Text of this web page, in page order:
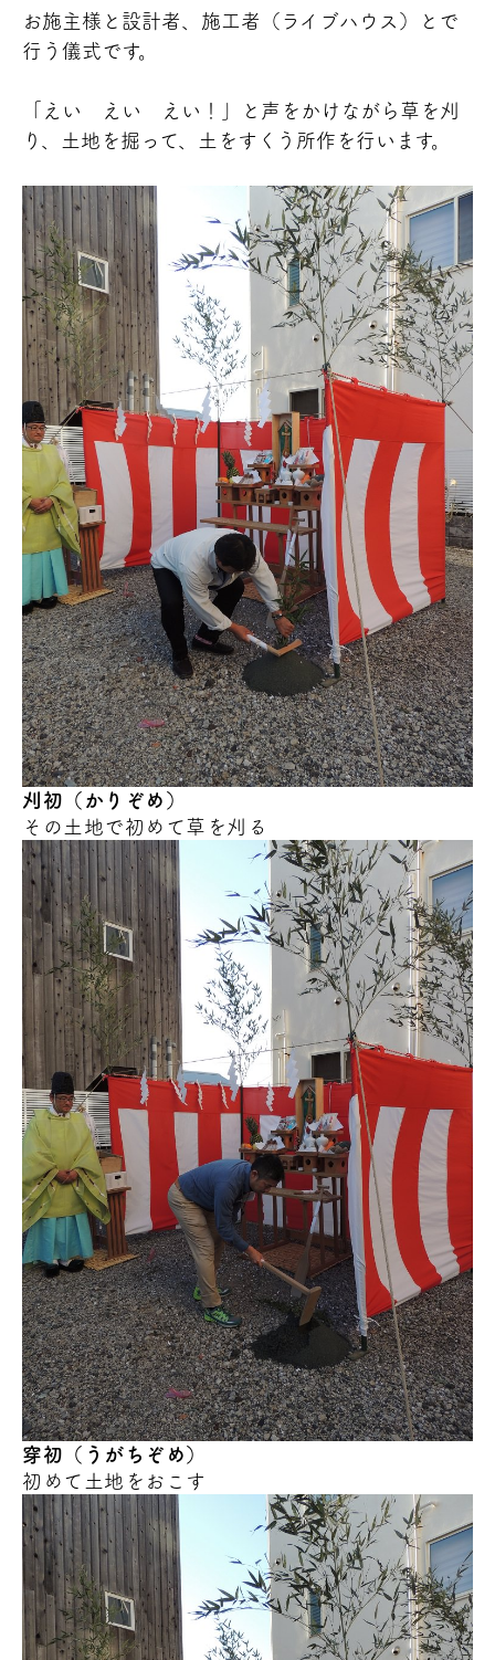
お施主様と設計者、施工者（ライブハウス）とで
行う儀式です。
「えい えい えい！」と声をかけながら草を刈
り、土地を掘って、土をすくう所作を行います。
刈初（かりぞめ）
その土地で初めて草を刈る
穿初（うがちぞめ）
初めて土地をおこす